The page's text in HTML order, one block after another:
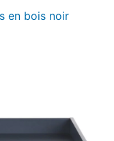
en bois noir